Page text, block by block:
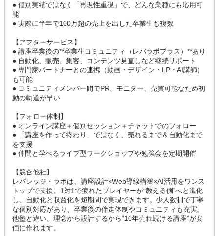
● 個別実績ではなく「再現性重視」で、どんな業種にも応用可
能
● 実際に半年で100万超の売上を出した卒業生も複数
【アフターサービス】
● 講座卒業後の**卒業生コミュニティ（レバラボプラス）**あり
● 自動化、販売、集客、コンテンツ見直しなど継続サポート
● 専門家パートナーとの連携（動画・デザイン・LP・AI講師）
も可能
● コミュニティメンバー間でPR、モニター、売買可能なため初
動の軌道が早い
【フォロー体制】
● オンライン講座＋個別セッション＋チャットでのフォロー
● 「講座を作って終わり」ではなく、売れるまで＆自動化まで
を支援
● 仲間と学べるライブ型ワークショップや勉強会を定期開催
【競合他社】
レバレッジ・ラボは、講座設計×Web導線構築×AI活用をワンス
トップで支援。1対1で疲れたプレイヤーが“教える側”へと進化
し、自動化と収益化を短期間で実現できます。少人数制で丁寧
な個別対応があり、卒業後の伴走体制やコミュニティも充実。
他塾と違い、理念から設計するから“10年売れ続ける講座”が安
価に作れます。